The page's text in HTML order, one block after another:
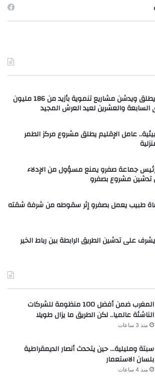
عامل إقليم صفرو يطلق ويدشن مشاريع تنموية بأزيد من 186 مليون
السابعة والعشرين لعيد العرش المجيد
عامل الإقليم يطلق مشروع مركز الطمر
رئيس جماعة صفرو يمنع مسؤول من الإدلاء
تدشين مشروع بصفرو
طبيب يعمل بصفرو إثر سقوطه من شرفة شقته
على تدشين الطريق الرابطة بين رباط الخير
المغرب ضمن أفضل 100 منظومة للشركات
الناشئة عالميا.. لكن الطريق ما يزال طويلا
منذ 3 ساعات
سبتة ومليلية… حين يتحدث أنصار الديمقراطية
بلسان الاستعمار
منذ 4 ساعات